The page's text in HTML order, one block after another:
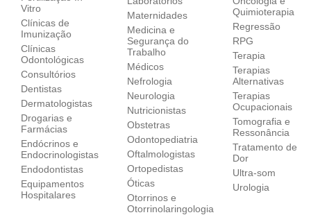
Vitro
Clínicas de
Imunização
Clínicas
Odontológicas
Consultórios
Dentistas
Dermatologistas
Drogarias e
Farmácias
Endócrinos e
Endocrinologistas
Endodontistas
Equipamentos
Hospitalares
Maternidades
Medicina e
Segurança do
Trabalho
Médicos
Nefrologia
Neurologia
Nutricionistas
Obstetras
Odontopediatria
Oftalmologistas
Ortopedistas
Óticas
Otorrinos e
Otorrinolaringologia
Quimioterapia
Regressão
RPG
Terapia
Terapias
Alternativas
Terapias
Ocupacionais
Tomografia e
Ressonância
Tratamento de
Dor
Ultra-som
Urologia